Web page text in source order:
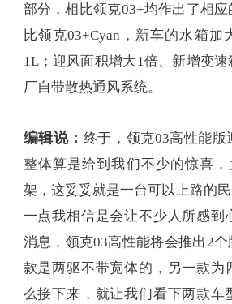
部分，相比领克03+均作出了相
比领克03+Cyan，新车的水箱加
1L；迎风面积增大1倍、新增变
厂自带散热通风系统。
编辑说： 终于，领克03高性能版
整体算是给到我们不少的惊喜
架，这妥妥就是一台可以上路的
一点我相信是会让不少人所感到
消息，领克03高性能将会推出2
款是两驱不带宽体的，另一款为
么接下来，就让我们看下两款车